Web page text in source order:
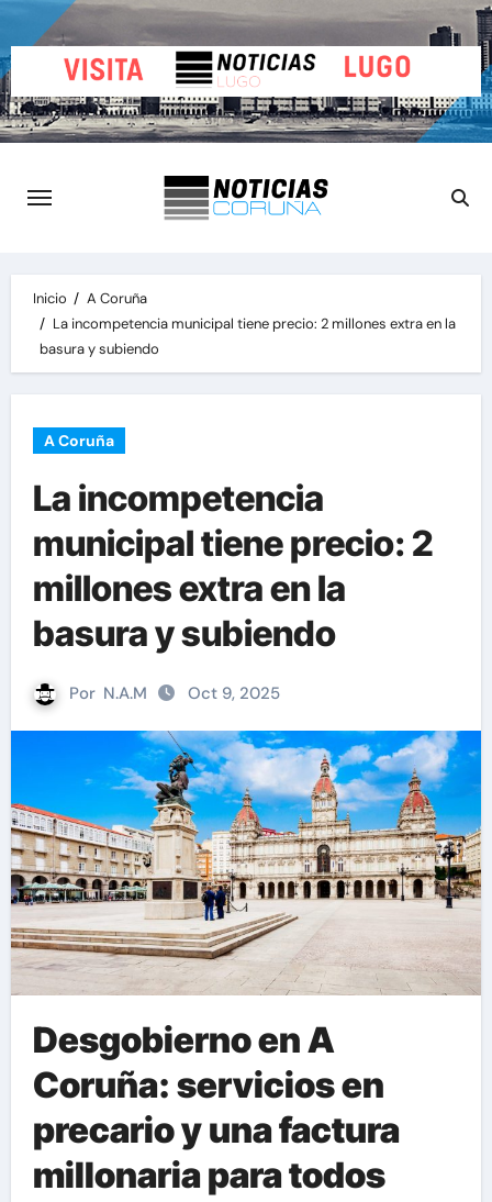
al
contenido
Inicio
A Coruña
La incompetencia municipal tiene precio: 2 millones extra en la
basura y subiendo
A Coruña
La incompetencia
municipal tiene precio: 2
millones extra en la
basura y subiendo
Por N.A.M Oct 9, 2025
Desgobierno en A
Coruña: servicios en
precario y una factura
millonaria para todos